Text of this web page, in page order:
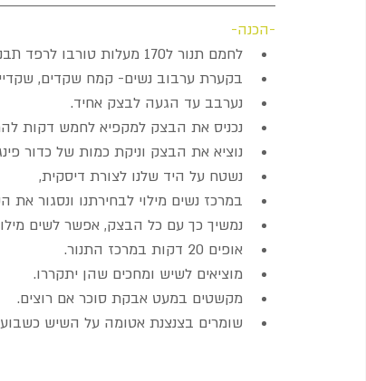
-הכנה-
לחמם תנור ל170 מעלות טורבו לרפד תבנית בנייר אפייה.
בקערת ערבוב נשים- קמח שקדים,
נערבב עד הגעה לבצק אחיד.
נכניס את הבצק למקפיא לחמש דקות
נוציא את הבצק וניקת כמות של כדור
נשטח על היד שלנו לצורת דיסקית,
במרכז נשים מילוי לבחירתנו ונסגור
נמשיך כך עם כל הבצק, אפשר לשים
אופים 20 דקות במרכז התנור.
מוציאים לשיש ומחכים שהן יתקררו.
מקשטים במעט אבקת סוכר אם רוצים.
שומרים בצנצנת אטומה על השיש